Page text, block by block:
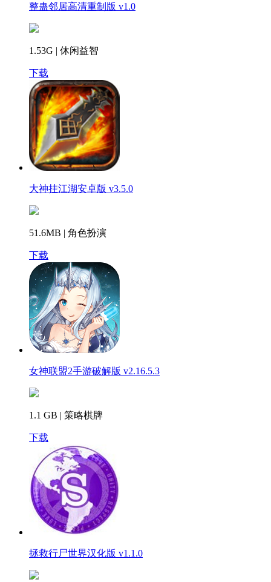
整蛊邻居高清重制版 v1.0
1.53G | 休闲益智
下载
大神挂江湖安卓版 v3.5.0
51.6MB | 角色扮演
下载
女神联盟2手游破解版 v2.16.5.3
1.1 GB | 策略棋牌
下载
拯救行尸世界汉化版 v1.1.0